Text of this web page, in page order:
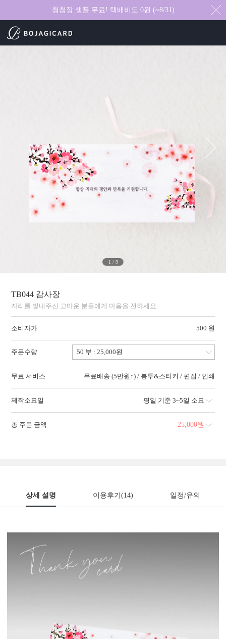
청첩장 샘플 무료! 택배비도 0원 (~8/31)
1 / 9
TB044 감사장
자리를 빛내주신 고마운 분들에게 마음을 전하세요.
소비자가 500 원
주문수량
무료 서비스 무료배송 (5만원↑) / 봉투&스티커 / 편집 / 인쇄
제작소요일 평일 기준 3~5일 소요
총 주문 금액 25,000원
상세 설명 이용후기 (14) 일정/유의